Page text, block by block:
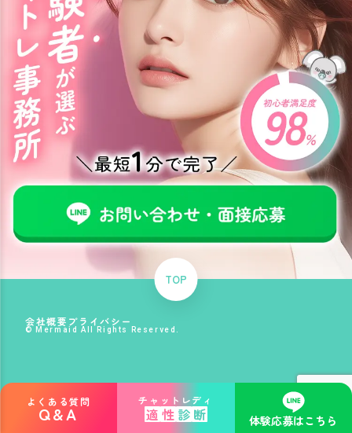
会社概要 プライバシー
© Mermaid All Rights Reserved.
TOP
よくある質問
Q&A
チャットレディ
適 性 診 断 体験応募はこちら